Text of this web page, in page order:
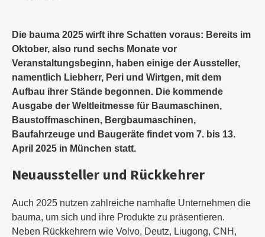
Die bauma 2025 wirft ihre Schatten voraus: Bereits im
Oktober, also rund sechs Monate vor
Veranstaltungsbeginn, haben einige der Aussteller,
namentlich Liebherr, Peri und Wirtgen, mit dem
Aufbau ihrer Stände begonnen. Die kommende
Ausgabe der Weltleitmesse für Baumaschinen,
Baustoffmaschinen, Bergbaumaschinen,
Baufahrzeuge und Baugeräte findet vom 7. bis 13.
April 2025 in München statt.
Neuaussteller und Rückkehrer
Auch 2025 nutzen zahlreiche namhafte Unternehmen die
bauma, um sich und ihre Produkte zu präsentieren.
Neben Rückkehrern wie Volvo, Deutz, Liugong, CNH,